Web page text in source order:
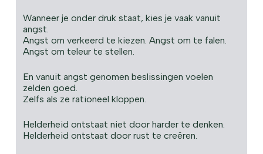
Wanneer je onder druk staat, kies je vaak vanuit
angst.
Angst om verkeerd te kiezen. Angst om te falen.
Angst om teleur te stellen.
En vanuit angst genomen beslissingen voelen
zelden goed.
Zelfs als ze rationeel kloppen.
Helderheid ontstaat niet door harder te denken.
Helderheid ontstaat door rust te creëren.